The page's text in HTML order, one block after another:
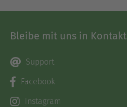
Bleibe mit uns in Kontakt
Support
Facebook
Instagram